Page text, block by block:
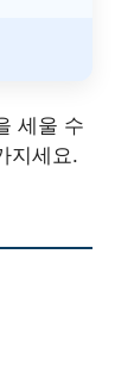
세울 수
지세요.